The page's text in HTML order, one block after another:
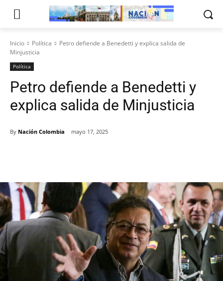
Inicio Política
Petro defiende a Benedetti y explica salida de
Minjusticia
Política
Petro defiende a Benedetti y
explica salida de Minjusticia
By Nación Colombia mayo 17, 2025